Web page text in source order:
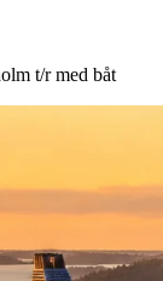
t/r med båt